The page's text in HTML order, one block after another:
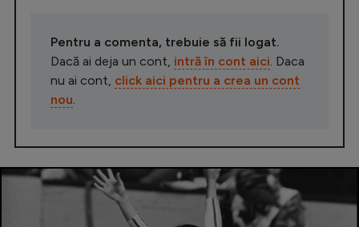
Pentru a comenta, trebuie să fii logat.
Dacă ai deja un cont, intră în cont aici. Daca
nu ai cont, click aici pentru a crea un cont
nou.